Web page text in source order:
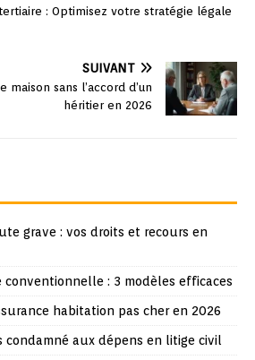
: Optimisez votre stratégie légale
SUIVANT
maison sans l’accord d’un
héritier en 2026
grave : vos droits et recours en
: 3 modèles efficaces
habitation pas cher en 2026
condamné aux dépens en litige civil